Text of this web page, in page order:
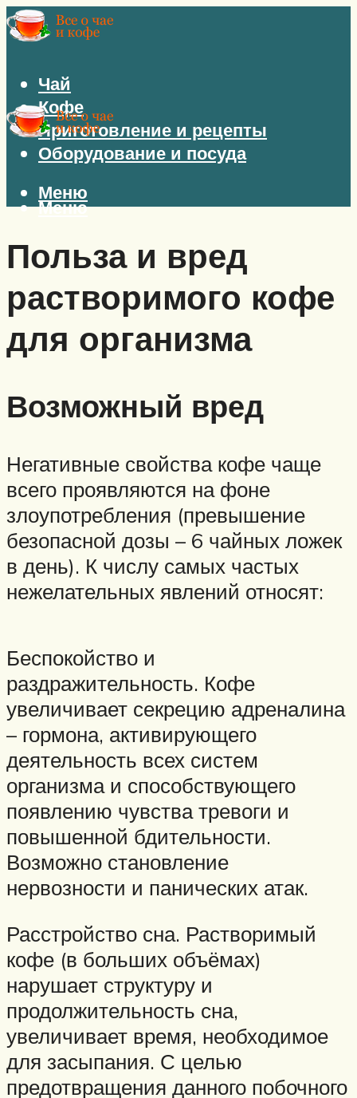
Чай
Кофе
Приготовление и рецепты
Оборудование и посуда
Меню
Меню
Польза и вред
растворимого кофе
для организма
Возможный вред
Негативные свойства кофе чаще
всего проявляются на фоне
злоупотребления (превышение
безопасной дозы – 6 чайных ложек
в день). К числу самых частых
нежелательных явлений относят:
Беспокойство и
раздражительность. Кофе
увеличивает секрецию адреналина
– гормона, активирующего
деятельность всех систем
организма и способствующего
появлению чувства тревоги и
повышенной бдительности.
Возможно становление
нервозности и панических атак.
Расстройство сна. Растворимый
кофе (в больших объёмах)
нарушает структуру и
продолжительность сна,
увеличивает время, необходимое
для засыпания. С целью
предотвращения данного побочного